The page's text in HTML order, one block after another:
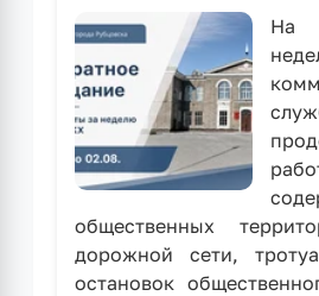
владельцев
(ПВС)
На
общественных
дорожной сети,
остановок